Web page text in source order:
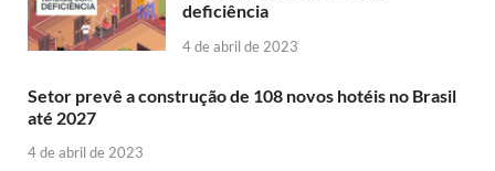
deficiência
4 de abril de 2023
Setor prevê a construção de 108 novos hotéis no Brasil
até 2027
4 de abril de 2023